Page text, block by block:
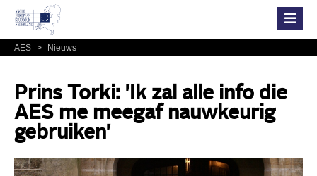
AES > Nieuws
Prins Torki: 'Ik zal alle info die
AES me meegaf nauwkeurig
gebruiken'